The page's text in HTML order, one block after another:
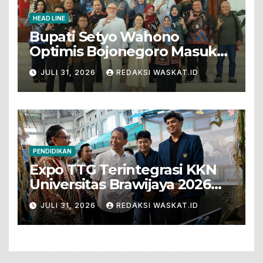
HEAD LINE
Bupati Setyo Wahono
Optimis Bojonegoro Masuk
Unesco Global Geopark
JULI 31, 2026 REDAKSI WASKAT.ID
PENDIDIKAN
Expo TTG Terintegrasi KKN
Universitas Brawijaya 2026
Hadirkan Inovasi Peternakan
Untuk Bojonegoro
JULI 31, 2026 REDAKSI WASKAT.ID